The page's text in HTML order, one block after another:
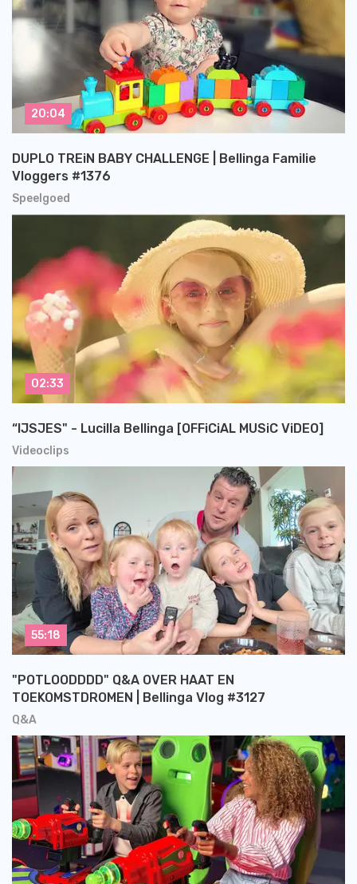
Speelgoed
DUPLO TREiN BABY CHALLENGE | Bellinga Familie
Vloggers #1376
20:04
Videoclips
“IJSJES" - Lucilla Bellinga [OFFiCiAL MUSiC ViDEO]
02:33
Q&A
"POTLOODDDD" Q&A OVER HAAT EN
TOEKOMSTDROMEN | Bellinga Vlog #3127
55:18